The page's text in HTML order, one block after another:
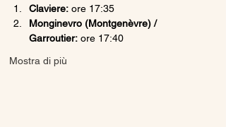
Claviere: ore 17:35
Monginevro (Montgenèvre) /
Garroutier: ore 17:40
Mostra di più